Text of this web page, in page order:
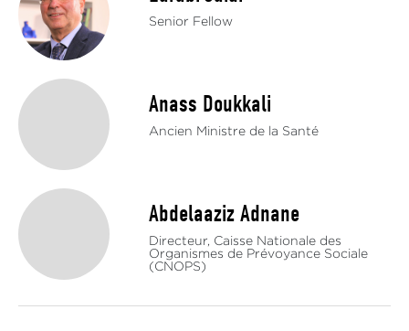
Senior Fellow
Anass Doukkali
Ancien Ministre de la Santé
Abdelaaziz Adnane
Directeur, Caisse Nationale des
Organismes de Prévoyance Sociale
(CNOPS)